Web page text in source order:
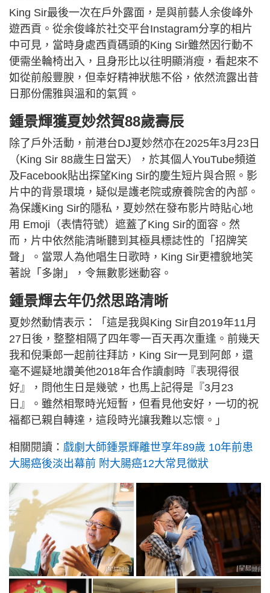
King Sir最後一次在戶外露面，是與前藝人余俊峰外
遊西貢。從余俊峰於社交平台Instagram分享的相片
中可見，當時身處西貢碼頭的King Sir雖然因行動不
便需坐輪椅出入，且身形比以往明顯消瘦，看起來不
如從前般豐腴，但幸好精神狀態不俗，依然流露出昔
日那份儒雅與溫和的氣質。
鍾景輝獲夏妙然賀88歲壽辰
除了戶外活動，前港台DJ夏妙然亦在2025年3月23日
（King Sir 88歲生日當天），於其個人YouTube頻道
及Facebook貼出探望King Sir的慶生短片與合照。影
片中的背景環境，疑似是護老院或療養院舍的內部。
為保護King Sir的隱私，夏妙然在發布影片時貼心地
用 Emoji（表情符號）遮蓋了King Sir的面容。然
而，片中依然能清晰聽到其極具標誌性的「招牌笑
聲」。當眾人為他唱生日歌時，King Sir更禮貌地笑
著說「多謝」，令無數影迷動容。
鍾景輝去年仍然思路清晰
夏妙然動情表示：「這是我與King Sir自2019年11月
27日後，整整相隔了四年零一百天再次重逢。前幾天
我和倪秉郎一起前往拜訪，King Sir一見到阿郎，還
毫不遲疑地讚美他2018年合作讀劇時『表現得很
好』，問他生日是幾號，也馬上記得是『3月23
日』。雖然相聚時光短暫，但看見他安好，一切的祝
福都已親自轉達，這段時光讓我難以忘懷。」
相關閱讀： 戲劇大師鍾景輝離世享年89歲 10年前患
大腸癌後淡出幕前 附大腸癌12大常見徵狀